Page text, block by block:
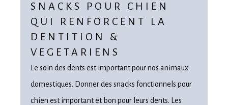
SNACKS POUR CHIEN
QUI RENFORCENT LA
DENTITION &
VEGETARIENS
Le soin des dents est important pour nos animaux
domestiques. Donner des snacks fonctionnels pour
chien est important et bon pour leurs dents. Les